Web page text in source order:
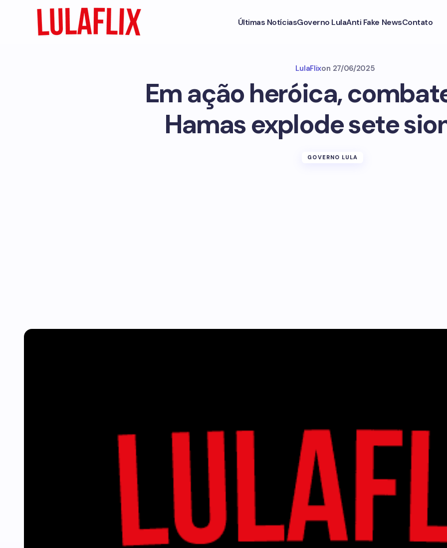
Últimas NotíciasGoverno LulaAnti Fake NewsContato
LulaFlixon 27/06/2025
Em ação heróica,
Hamas explode sete
GOVERNO LULA